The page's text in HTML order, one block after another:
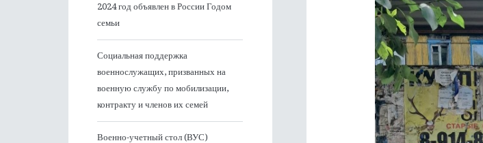
2024 год объявлен в России Годом
семьи
Социальная поддержка
военнослужащих, призванных на
военную службу по мобилизации,
контракту и членов их семей
Военно-учетный стол (ВУС)